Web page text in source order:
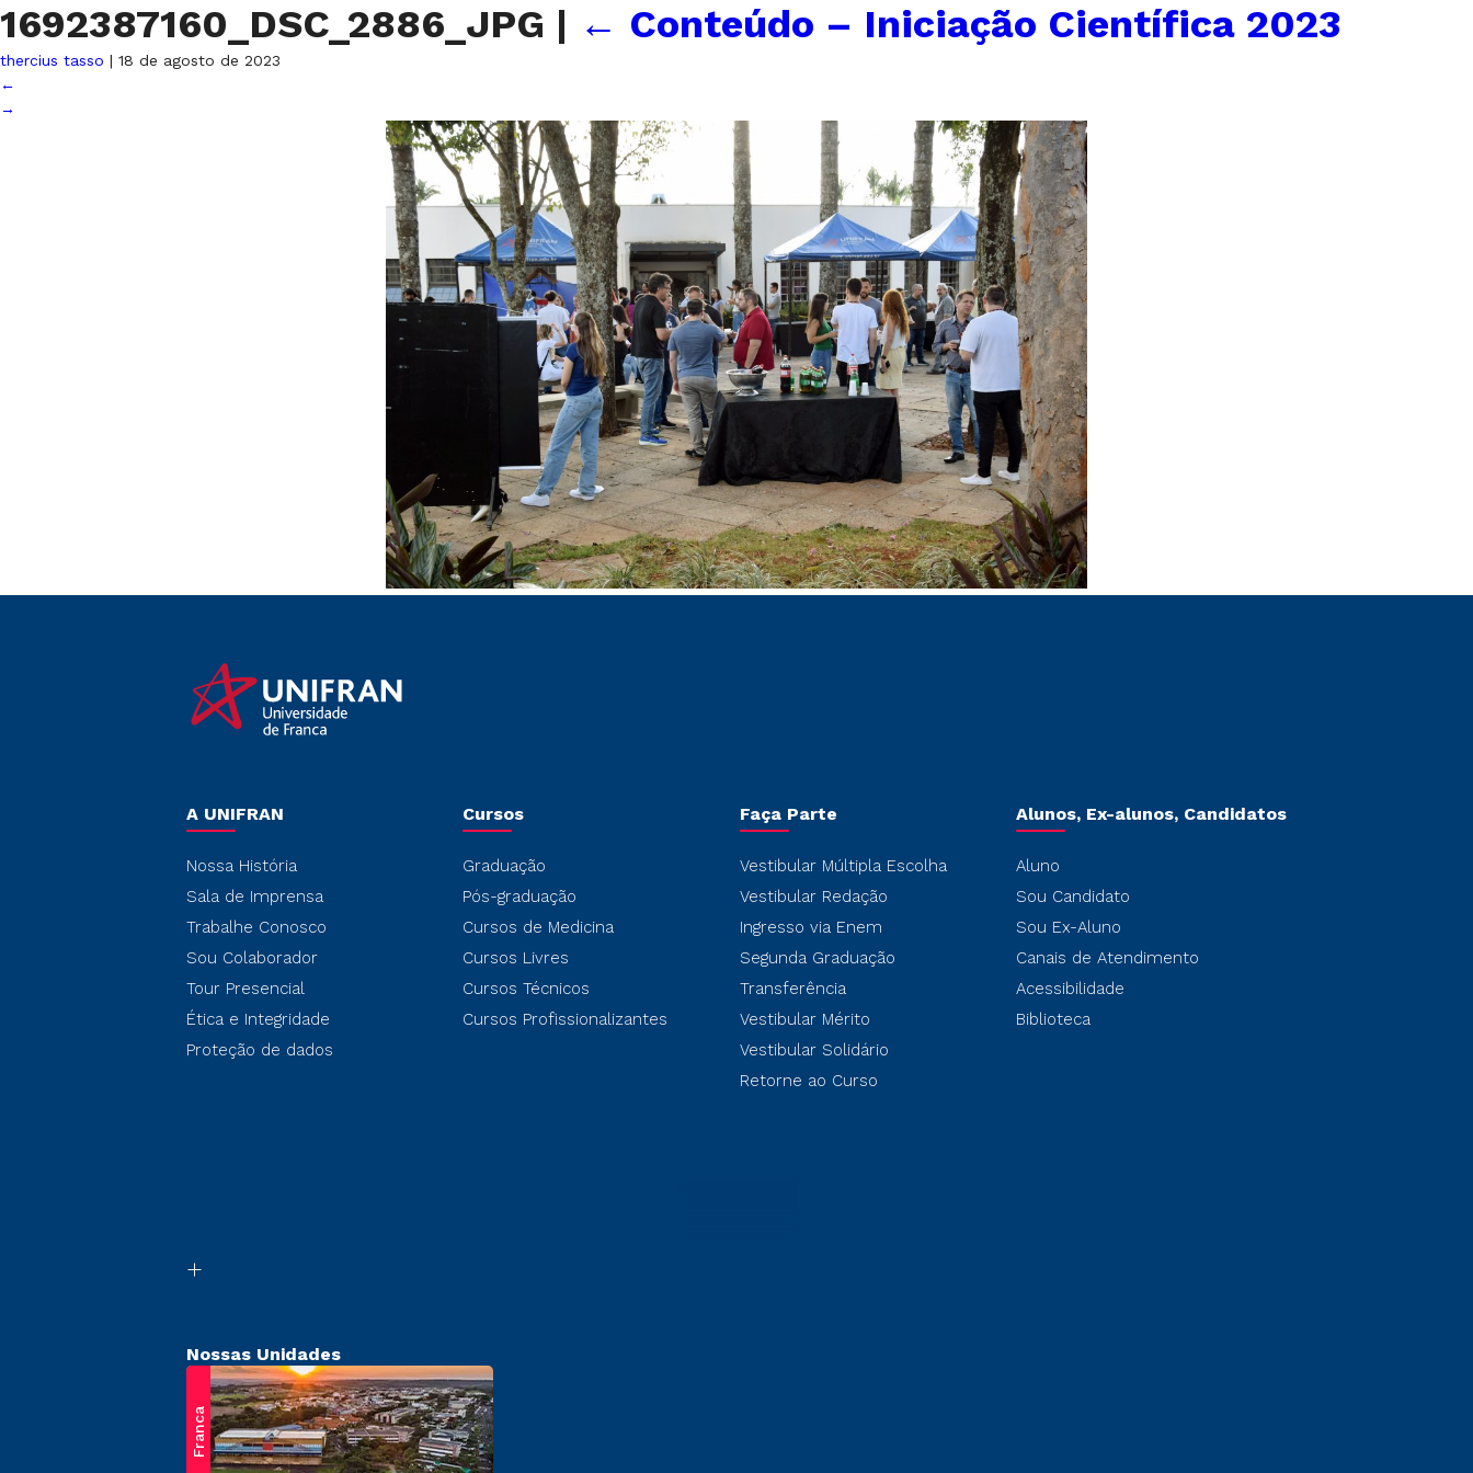
1692387160_DSC_2886_JPG | ← Conteúdo – Iniciação Científica 2023
thercius tasso | 18 de agosto de 2023
←
→
A UNIFRAN
Nossa História
Sala de Imprensa
Trabalhe Conosco
Sou Colaborador
Tour Presencial
Ética e Integridade
Proteção de dados
Cursos
Graduação
Pós-graduação
Cursos de Medicina
Cursos Livres
Cursos Técnicos
Cursos Profissionalizantes
Faça Parte
Vestibular Múltipla Escolha
Vestibular Redação
Ingresso via Enem
Segunda Graduação
Transferência
Vestibular Mérito
Vestibular Solidário
Retorne ao Curso
Alunos, Ex-alunos, Candidatos
Aluno
Sou Candidato
Sou Ex-Aluno
Canais de Atendimento
Acessibilidade
Biblioteca
Nossas Unidades
Franca